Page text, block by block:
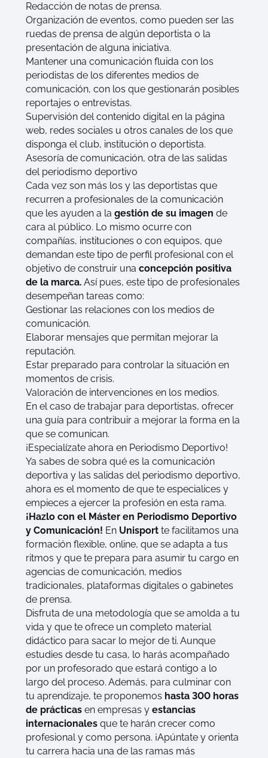
Redacción de notas de prensa.
Organización de eventos, como pueden ser las
ruedas de prensa de algún deportista o la
presentación de alguna iniciativa.
Mantener una comunicación fluida con los
periodistas de los diferentes medios de
comunicación, con los que gestionarán posibles
reportajes o entrevistas.
Supervisión del contenido digital en la página
web, redes sociales u otros canales de los que
disponga el club, institución o deportista.
Asesoría de comunicación, otra de las salidas
del periodismo deportivo
Cada vez son más los y las deportistas que
recurren a profesionales de la comunicación
que les ayuden a lagestión de su imagende
cara al público. Lo mismo ocurre con
compañías, instituciones o con equipos, que
demandan este tipo de perfil profesional con el
objetivo de construir una concepción positiva
de la marca. Así pues, este tipo de profesionales
desempeñan tareas como:
Gestionar las relaciones con los medios de
comunicación.
Elaborar mensajes que permitan mejorar la
reputación.
Estar preparado para controlar la situación en
momentos de crisis.
Valoración de intervenciones en los medios.
En el caso de trabajar para deportistas, ofrecer
una guía para contribuir a mejorar la forma en la
que se comunican.
¡Especialízate ahora en Periodismo Deportivo!
Ya sabes de sobraqué es la comunicación
deportiva y las salidas del periodismo deportivo,
ahora es el momento de que te especialices y
empieces a ejercer la profesión en esta rama.
¡Hazlo con el Máster en Periodismo Deportivo
y Comunicación! En Unisportte facilitamos una
formación flexible, online, que se adapta a tus
ritmos y que te prepara para asumir tu cargo en
agencias de comunicación, medios
tradicionales, plataformas digitales o gabinetes
de prensa.
Disfruta de una metodología que se amolda a tu
vida y que te ofrece un completo material
didáctico para sacar lo mejor de ti. Aunque
estudies desde tu casa, lo harás acompañado
por un profesorado que estará contigo a lo
largo del proceso. Además, para culminar con
tu aprendizaje, te proponemos hasta 300 horas
de prácticas en empresas y estancias
internacionalesque te harán crecer como
profesional y como persona. ¡Apúntate y orienta
tu carrera hacia una de las ramas más